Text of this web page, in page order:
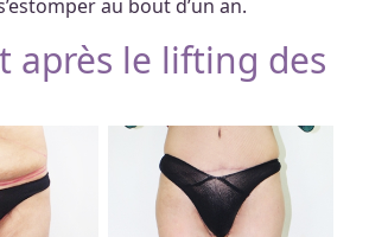
au bout d’un an.
après le lifting des